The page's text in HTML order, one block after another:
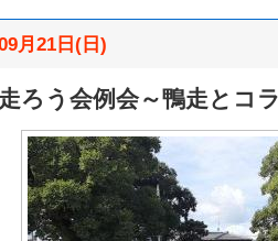
月21日(日)
ろう会例会～鴨走とコ